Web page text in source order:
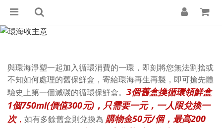
與環海淨塑一起加入循環消費的一環，即刻將您無法割捨或
不知如何處理的舊保鮮盒，寄給環海再生再製，即可搶先體
驗史上第一個減碳的循環保鮮盒。 3個舊盒換循環領鮮盒
1個750ml(價值300元)，只需要一元，一人限兌換一
次， 如有多餘舊盒則兌換為 購物金50元/個，最高200